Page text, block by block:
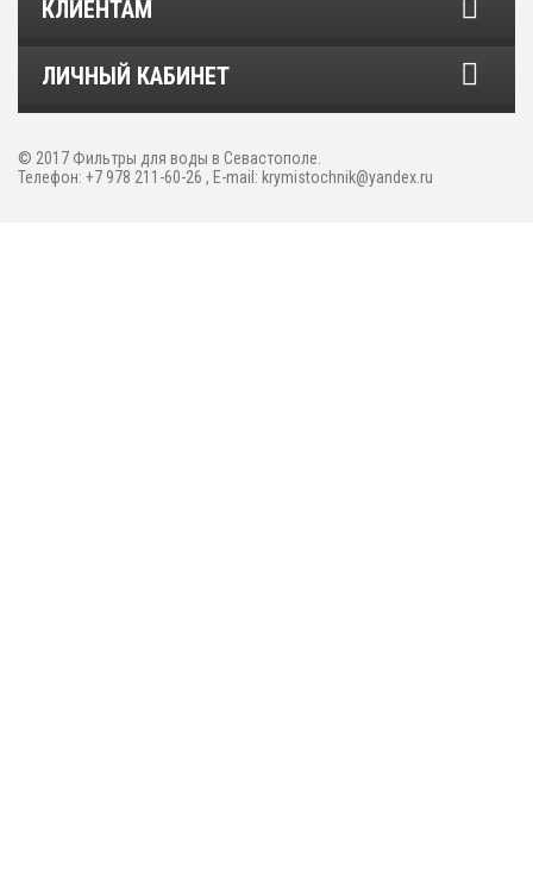
КЛИЕНТАМ
ЛИЧНЫЙ КАБИНЕТ
© 2017 Фильтры для воды в Севастополе
Телефон: +7 978 211-60-26 , E-mail: krymistochnik@yandex.ru